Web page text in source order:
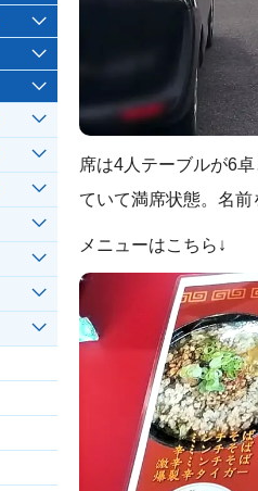
席は4人テーブルが6
ていて満席状態。名前
メニューはこちら↓